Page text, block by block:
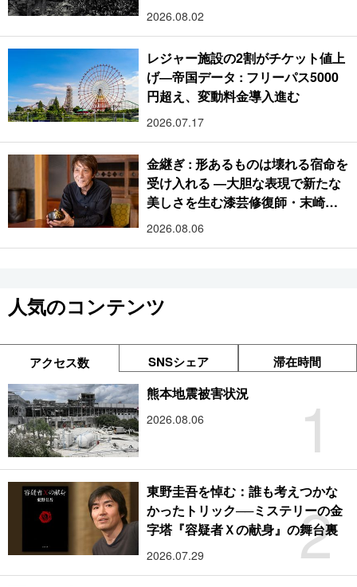
2026.08.02
レジャー施設の2割がチケット値上
げ―帝国データ : フリーパス5000
円超え、変動料金導入進む
2026.07.17
金継ぎ : 形あるものは壊れる宿命を
受け入れる ―大胆な表現で新たな
美しさを生む漆芸修復師・末崎広
樹
2026.08.06
人気のコンテンツ
アクセス数 SNSシェア 滞在時間
1
熊本地震被害状況
2026.08.06
2
東野圭吾を悼む：誰も考えつかな
かったトリック──ミステリーの金
字塔『容疑者Ｘの献身』の舞台裏
2026.07.29